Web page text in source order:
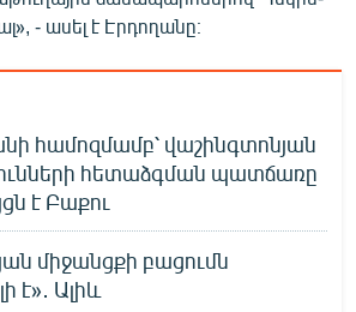
- ասել է Էրդողանը։
համոզմամբ՝ վաշինգտոնյան
հետաձգման պատճառը
է Բաքու
միջանցքի բացումն
է»․ Ալիև